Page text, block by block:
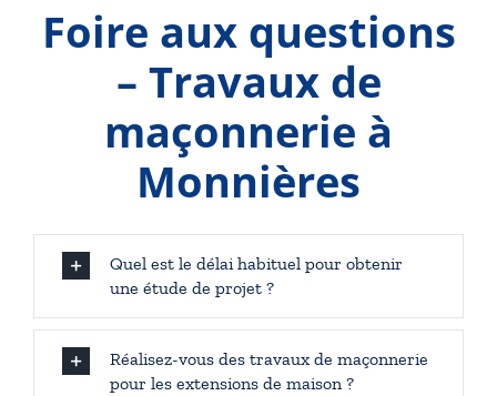
Foire aux questions
– Travaux de
maçonnerie à
Monnières
Quel est le délai habituel pour obtenir
une étude de projet ?
Réalisez-vous des travaux de maçonnerie
pour les extensions de maison ?